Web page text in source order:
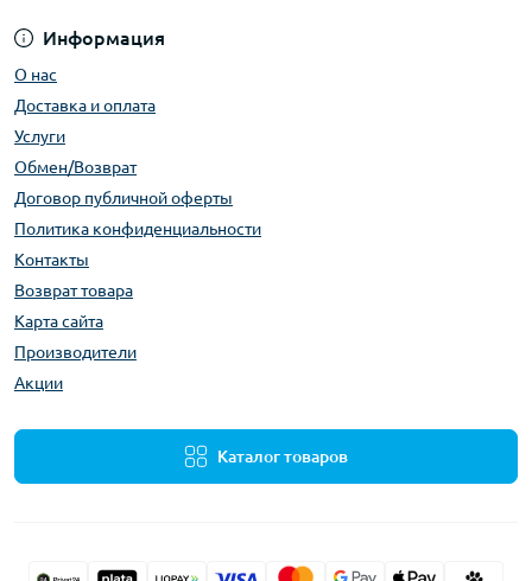
Информация
О нас
Доставка и оплата
Услуги
Обмен/Возврат
Договор публичной оферты
Политика конфиденциальности
Контакты
Возврат товара
Карта сайта
Производители
Акции
Каталог товаров